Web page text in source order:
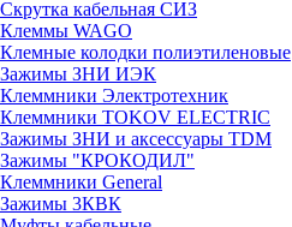
Скрутка кабельная СИЗ
Клеммы WAGO
Клемные колодки полиэтиленовые
Зажимы ЗНИ ИЭК
Клеммники Электротехник
Клеммники TOKOV ELECTRIC
Зажимы ЗНИ и аксессуары TDM
Зажимы "КРОКОДИЛ"
Клеммники General
Зажимы 3КВК